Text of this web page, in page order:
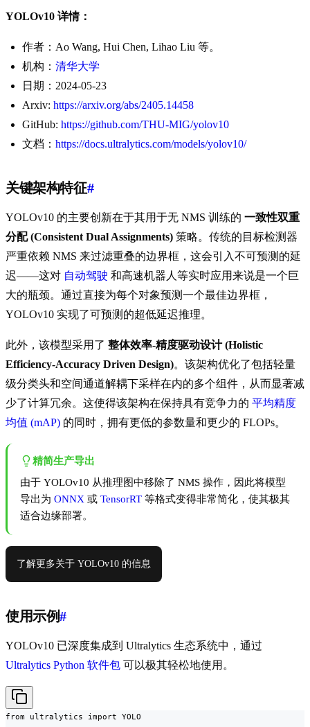
YOLOv10 详情：
作者：Ao Wang, Hui Chen, Lihao Liu 等。
机构： 清华大学
日期：2024-05-23
Arxiv: https://arxiv.org/abs/2405.14458
GitHub: https://github.com/THU-MIG/yolov10
文档： https://docs.ultralytics.com/models/yolov10/
关键架构特征#
YOLOv10 的主要创新在于其用于无 NMS 训练的 一致性双重
分配 (Consistent Dual Assignments) 策略。传统的目标检测器
严重依赖 NMS 来过滤重叠的边界框，这会引入不可预测的延
迟——这对 自动驾驶 和高速机器人等实时应用来说是一个巨
大的瓶颈。通过直接为每个对象预测一个最佳边界框，
YOLOv10 实现了可预测的超低延迟推理。
此外，该模型采用了 整体效率-精度驱动设计 (Holistic
Efficiency-Accuracy Driven Design)。该架构优化了包括轻量
级分类头和空间通道解耦下采样在内的多个组件，从而显著减
少了计算冗余。这使得该架构在保持具有竞争力的 平均精度
均值 (mAP) 的同时，拥有更低的参数量和更少的 FLOPs。
精简生产导出
由于 YOLOv10 从推理图中移除了 NMS 操作，因此将模型
导出为 ONNX 或 TensorRT 等格式变得非常简化，使其极其
适合边缘部署。
了解更多关于 YOLOv10 的信息
使用示例#
YOLOv10 已深度集成到 Ultralytics 生态系统中，通过
Ultralytics Python 软件包 可以极其轻松地使用。
from ultralytics import YOLO